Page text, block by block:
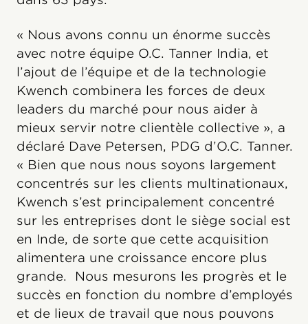
« Nous avons connu un énorme succès
avec notre équipe O.C. Tanner India, et
l’ajout de l’équipe et de la technologie
Kwench combinera les forces de deux
leaders du marché pour nous aider à
mieux servir notre clientèle collective », a
déclaré Dave Petersen, PDG d’O.C. Tanner.
« Bien que nous nous soyons largement
concentrés sur les clients multinationaux,
Kwench s’est principalement concentré
sur les entreprises dont le siège social est
en Inde, de sorte que cette acquisition
alimentera une croissance encore plus
grande. Nous mesurons les progrès et le
succès en fonction du nombre d’employés
et de lieux de travail que nous pouvons